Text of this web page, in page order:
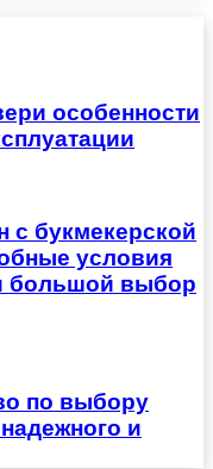
особенности
с букмекерской
условия
большой выбор
по выбору
и